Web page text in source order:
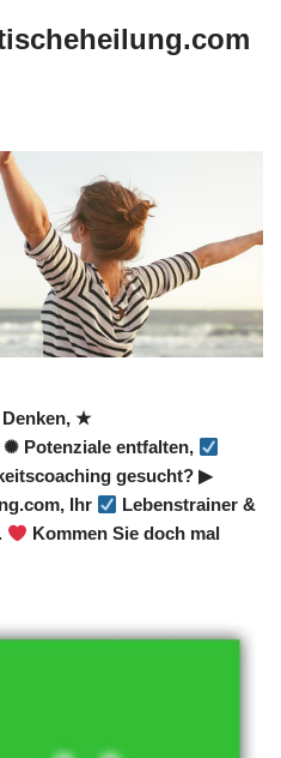
★
Potenziale entfalten,
gesucht? ▶︎
Ihr
Lebenstrainer &
Kommen Sie doch mal